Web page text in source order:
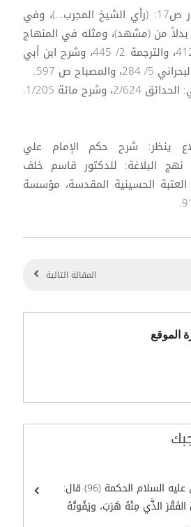
([1]) روي في الدستور ص17: (رأي الشيخ المجرب...)، وفي
4/93: (جَلد) بدلاً من (مشهد)، ومثله في المنهاج
3/289، والمعارج ص 412، والترجمة 2/ 445، وشرح ابن أبي
مائة 1/205.
ينظر: شرح حكم الإمام علي
البلاغة: للدكتور قاسم خلف
الحسينية المقدسة، مؤسسة
المقالة التالية
الموقع
شرح حكم الإمام علي عليه السلام الحكمة (96) قال:
الذَّي مِنْهُ هَرَبَ، ويَفُوتُهُ